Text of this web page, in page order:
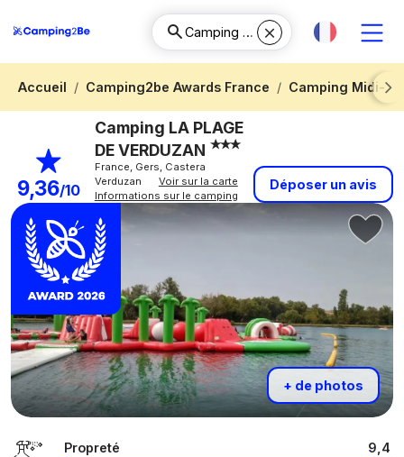
Accueil Camping2be Awards France
Camping Midi-
Next
9,36/10
Camping LA PLAGE
DE VERDUZAN
France, Gers, Castera
Verduzan
Voir sur la carte
Informations sur le camping
Déposer un avis
+ de photos
Propreté 9,4